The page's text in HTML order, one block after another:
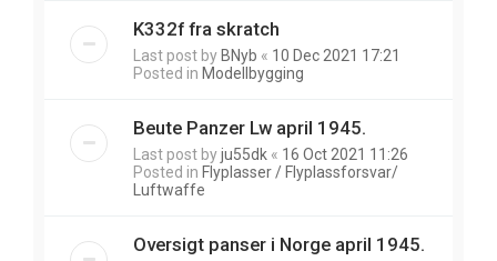
K332f fra skratch
Last post by BNyb « 10 Dec 2021 17:21
Posted in Modellbygging
Beute Panzer Lw april 1945.
Last post byju55dk « 16 Oct 2021 11:26
Posted in Flyplasser / Flyplassforsvar/
Luftwaffe
Oversigt panser i Norge april 1945.